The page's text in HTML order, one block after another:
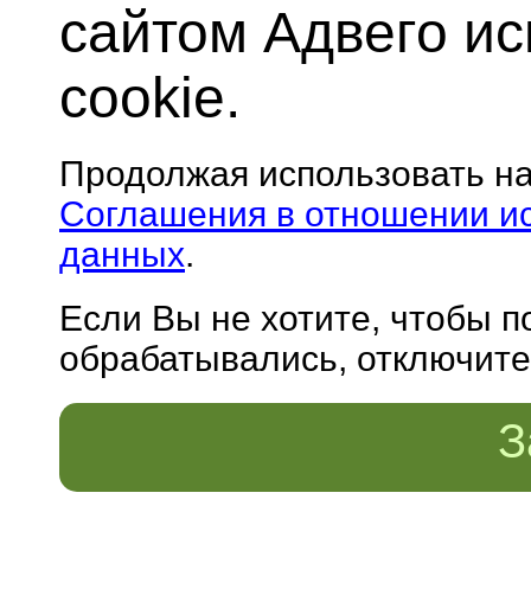
сайтом Адвего
cookie.
Продолжая использовать
Соглашения в отношении
данных.
Если Вы не хотите, чтобы
обрабатывались,